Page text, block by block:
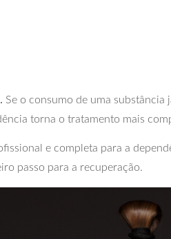
Se o consumo de uma
torna o tratamento mais
e completa para a
passo para a recuperação.